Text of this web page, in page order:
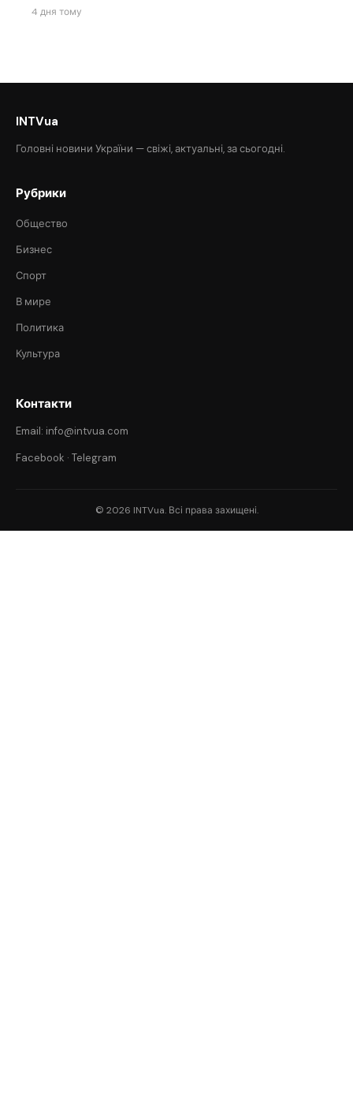
4 дня тому
INTVua
Головні новини України — свіжі, актуальні, за сьогодні.
Рубрики
Общество
Бизнес
Спорт
В мире
Политика
Культура
Контакти
Email: info@intvua.com
Facebook · Telegram
© 2026 INTVua. Всі права захищені.